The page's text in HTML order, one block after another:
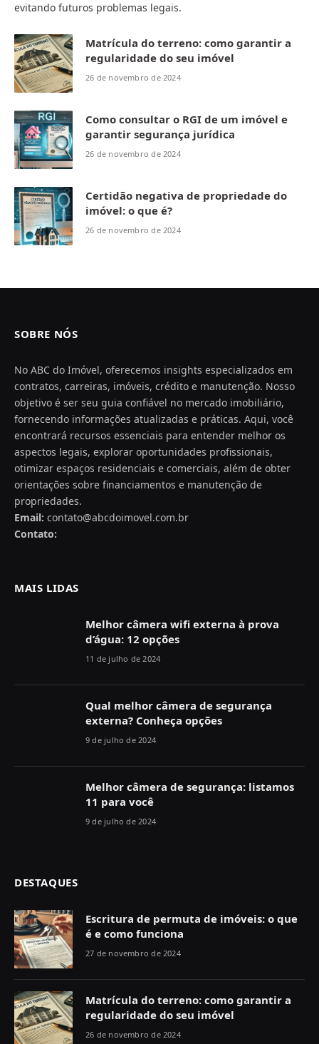
evitando futuros problemas legais.
Matrícula do terreno: como garantir a
regularidade do seu imóvel
26 de novembro de 2024
Como consultar o RGI de um imóvel e
garantir segurança jurídica
26 de novembro de 2024
Certidão negativa de propriedade do
imóvel: o que é?
26 de novembro de 2024
SOBRE NÓS
No ABC do Imóvel, oferecemos insights especializados em
contratos, carreiras, imóveis, crédito e manutenção. Nosso
objetivo é ser seu guia confiável no mercado imobiliário,
fornecendo informações atualizadas e práticas. Aqui, você
encontrará recursos essenciais para entender melhor os
aspectos legais, explorar oportunidades profissionais,
otimizar espaços residenciais e comerciais, além de obter
orientações sobre financiamentos e manutenção de
propriedades.
Email: contato@abcdoimovel.com.br
Contato:
MAIS LIDAS
Melhor câmera wifi externa à prova
d’água: 12 opções
11 de julho de 2024
Qual melhor câmera de segurança
externa? Conheça opções
9 de julho de 2024
Melhor câmera de segurança: listamos
11 para você
9 de julho de 2024
DESTAQUES
Escritura de permuta de imóveis: o que
é e como funciona
27 de novembro de 2024
Matrícula do terreno: como garantir a
regularidade do seu imóvel
26 de novembro de 2024